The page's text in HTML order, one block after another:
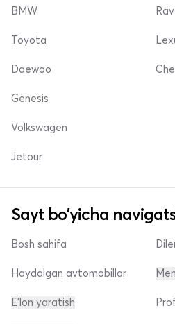
BMW
Toyota
Daewoo
Genesis
Volkswagen
Jetour
Sayt bo'yicha
Bosh sahifa
Haydalgan avtomobillar
E'lon yaratish